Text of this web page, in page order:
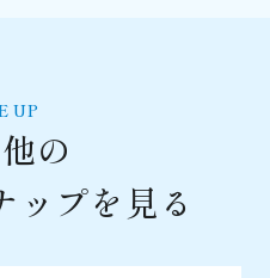
UP
の
ップを見る